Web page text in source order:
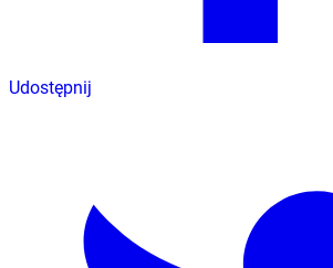
Udostępnij